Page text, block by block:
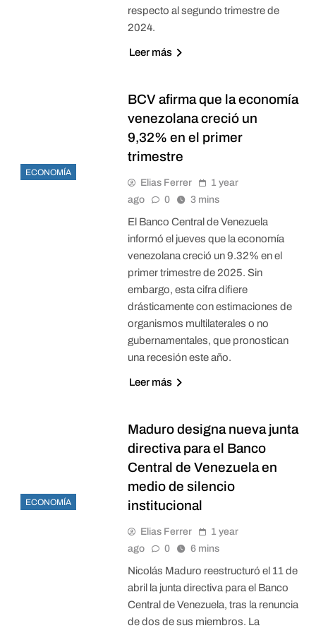
respecto al segundo trimestre de
2024.
Leer más
ECONOMÍA
BCV afirma que la economía
venezolana creció un
9,32% en el primer
trimestre
Elias Ferrer
1 year
ago
0 3 mins
El Banco Central de Venezuela
informó el jueves que la economía
venezolana creció un 9.32% en el
primer trimestre de 2025. Sin
embargo, esta cifra difiere
drásticamente con estimaciones de
organismos multilaterales o no
gubernamentales, que pronostican
una recesión este año.
Leer más
ECONOMÍA
Maduro designa nueva junta
directiva para el Banco
Central de Venezuela en
medio de silencio
institucional
Elias Ferrer
1 year
ago
0 6 mins
Nicolás Maduro reestructuró el 11 de
abril la junta directiva para el Banco
Central de Venezuela, tras la renuncia
de dos de sus miembros. La